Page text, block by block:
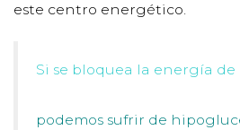
este centro energético.
Si se bloquea la energía de
podemos sufrir de